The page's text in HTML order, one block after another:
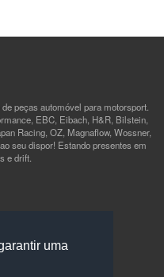
uma
peças automóvel para motorsport.
EBC, Eibach, H&R, Bilstein,
Racing, OZ, Magnaflow, Wossner,
seu dispor! Estando presentes em
e drift.